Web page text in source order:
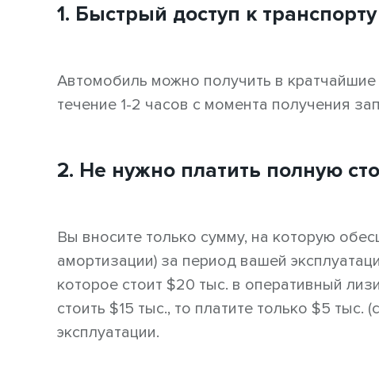
1. Быстрый доступ к транспорту
Автомобиль можно получить в
течение 1-2 часов с момента получения
2. Не нужно платить полную
Вы вносите только сумму, на которую
амортизации) за период вашей
которое стоит $20 тыс. в оперативный
стоить $15 тыс., то платите только $5 тыс.
эксплуатации.